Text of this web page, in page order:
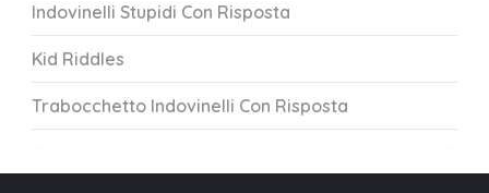
Indovinelli Stupidi Con Risposta
Kid Riddles
Trabocchetto Indovinelli Con Risposta